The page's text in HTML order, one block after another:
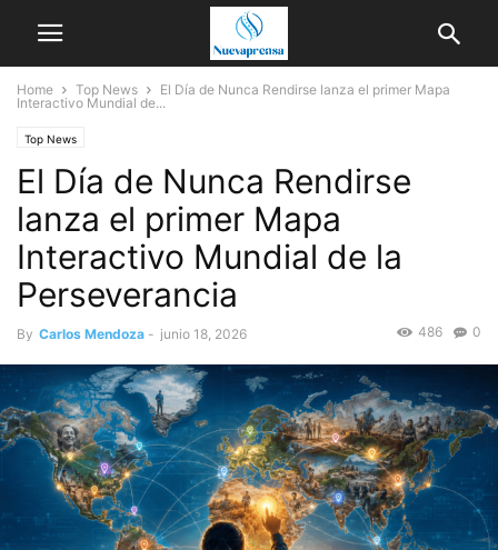
Home Top News
El Día de Nunca Rendirse lanza el primer Mapa
Interactivo Mundial de...
Top News
El Día de Nunca Rendirse
lanza el primer Mapa
Interactivo Mundial de la
Perseverancia
By Carlos Mendoza - junio 18, 2026 0
486